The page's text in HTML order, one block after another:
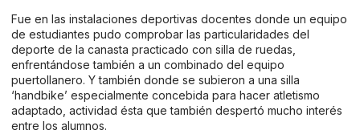
Fue en las instalaciones deportivas docentes donde un equipo
de estudiantes pudo comprobar las particularidades del
deporte de la canasta practicado con silla de ruedas,
enfrentándose también a un combinado del equipo
puertollanero. Y también donde se subieron a una silla
‘handbike’ especialmente concebida para hacer atletismo
adaptado, actividad ésta que también despertó mucho interés
entre los alumnos.